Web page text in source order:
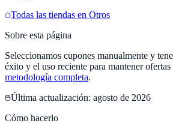
Todas las tiendas en Otros
Sobre esta página
Seleccionamos cupones manualmente y
éxito y el uso reciente para mantener ofertas
metodología completa.
Última actualización: agosto de 2026
Cómo hacerlo